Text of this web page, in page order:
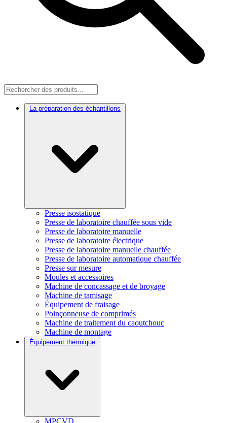
La préparation des échantillons
Presse isostatique
Presse de laboratoire chauffée sous vide
Presse de laboratoire manuelle
Presse de laboratoire électrique
Presse de laboratoire manuelle chauffée
Presse de laboratoire automatique chauffée
Presse sur mesure
Moules et accessoires
Machine de concassage et de broyage
Machine de tamisage
Équipement de fraisage
Poinçonneuse de comprimés
Machine de traitement du caoutchouc
Machine de montage
Équipement thermique
MPCVD